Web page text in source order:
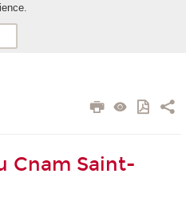
Cnam Saint-